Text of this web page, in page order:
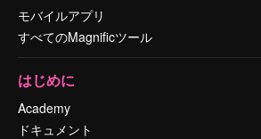
モバイルアプリ
すべてのMagnificツール
はじめに
Academy
ドキュメント